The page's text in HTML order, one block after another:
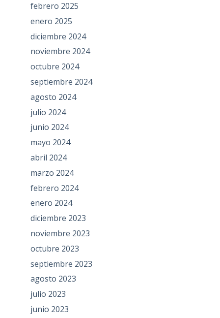
febrero 2025
enero 2025
diciembre 2024
noviembre 2024
octubre 2024
septiembre 2024
agosto 2024
julio 2024
junio 2024
mayo 2024
abril 2024
marzo 2024
febrero 2024
enero 2024
diciembre 2023
noviembre 2023
octubre 2023
septiembre 2023
agosto 2023
julio 2023
junio 2023